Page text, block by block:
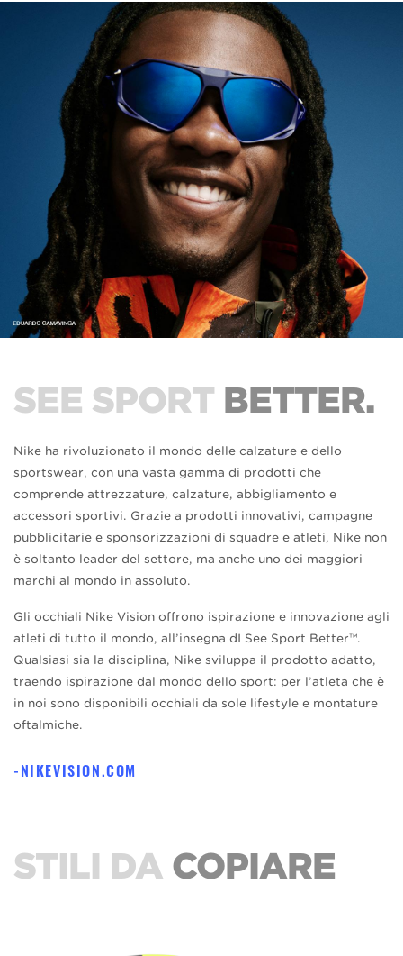
SEE SPORT BETTER.
Nike ha rivoluzionato il mondo delle calzature e dello
sportswear, con una vasta gamma di prodotti che
comprende attrezzature, calzature, abbigliamento e
accessori sportivi. Grazie a prodotti innovativi, campagne
pubblicitarie e sponsorizzazioni di squadre e atleti, Nike non
è soltanto leader del settore, ma anche uno dei maggiori
marchi al mondo in assoluto.
Gli occhiali Nike Vision offrono ispirazione e innovazione agli
atleti di tutto il mondo, all’insegna dI See Sport Better™.
Qualsiasi sia la disciplina, Nike sviluppa il prodotto adatto,
traendo ispirazione dal mondo dello sport: per l’atleta che è
in noi sono disponibili occhiali da sole lifestyle e montature
oftalmiche.
NIKEVISION.COM
STILI DA COPIARE